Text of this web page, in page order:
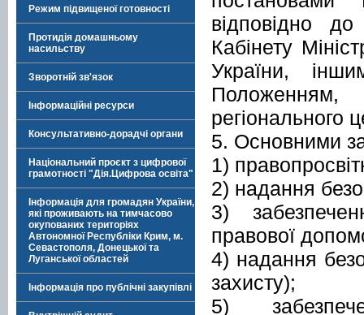
Режим підвищеної готовності
Протидія домашньому
насильству
Зворотній зв'язок
Інформаційні ресурси
Консультативно-дорадчі органи
Національний проєкт з цифрової
грамотності "Дія.Цифрова освіта"
Інформація для громадян України,
які проживають на тимчасово
окупованих територіях
Автономної Республіки Крим, м.
Севастополя, Донецької та
Луганської областей
Інформація про публічні закупівлі
відповідно
Кабінету
України,
Положенням,
регіонального
5. Основними
1)
2) надання
3)
правової
4) надання
захисту);
5)